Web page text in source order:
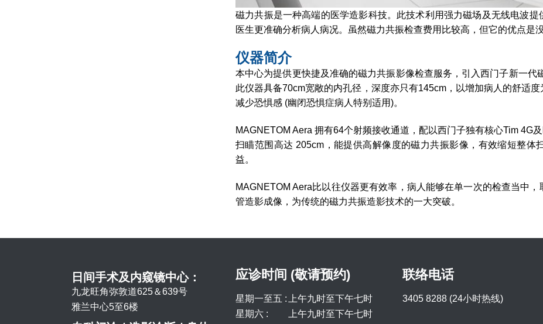
磁力共振是一种高端的医学造影科技。此技术利用强力磁场及无线电波
医生更准确分析病人病况。虽然磁力共振检查费用比较高，但它的优点是
仪器简介
本中心为提供更快捷及准确的磁力共振影像检查服务，引入西门子新一代
此仪器具备70cm宽敞的内孔径，深度亦只有145cm，以增加病人的舒适
减少恐惧感 (幽闭恐惧症病人特别适用)。
MAGNETOM Aera 拥有64个射频接收通道，配以西门子独有核心Tim 4G及
扫瞄范围高达 205cm，能提供高解像度的磁力共振影像，有效缩短整体
益。
MAGNETOM Aera比以往仪器更有效率，病人能够在单一次的检查当中
管造影成像，为传统的磁力共振造影技术的一大突破。
日间手术及内窥镜中心：
九龙旺角弥敦道625＆639号
雅兰中心5至6楼
应诊时间 (敬请预约)
星期一至五 :
上午九时至下午七时
星期六 :
上午九时至下午七时
联络电话
3405 8288 (24小时热线)